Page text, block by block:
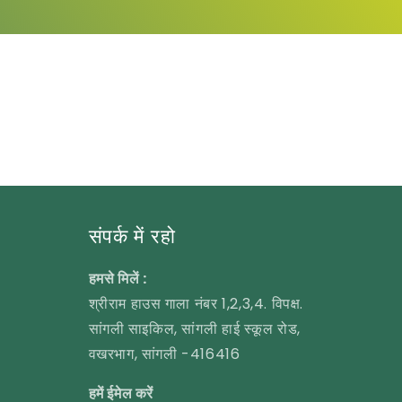
संपर्क में रहो
हमसे मिलें :
श्रीराम हाउस गाला नंबर 1,2,3,4. विपक्ष.
सांगली साइकिल, सांगली हाई स्कूल रोड,
वखरभाग, सांगली -416416
हमें ईमेल करें